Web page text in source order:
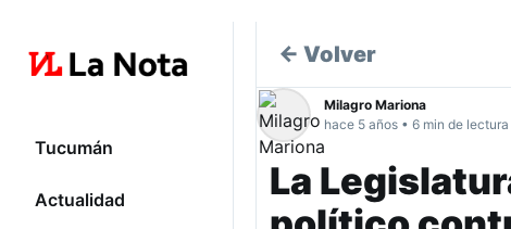
Tucumán
Actualidad
← Volver
Milagro Mariona
hace 5 años • 6 min de lectura
La